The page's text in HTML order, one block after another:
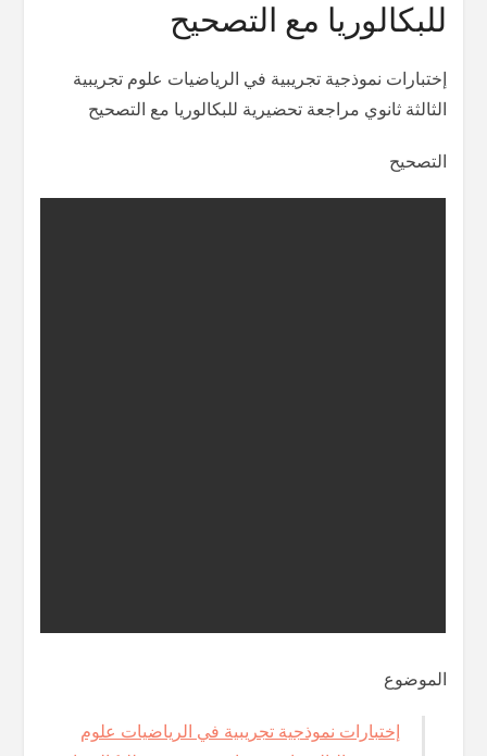
للبكالوريا مع التصحيح
إختبارات نموذجية تجريبية في الرياضيات علوم تجريبية
الثالثة ثانوي مراجعة تحضيرية للبكالوريا مع التصحيح
التصحيح
الموضوع
إختبارات نموذجية تجريبية في الرياضيات علوم